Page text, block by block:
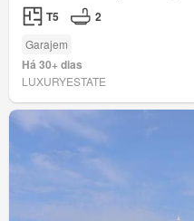
T5 2
Garajem
Há 30+ dias
LUXURYESTATE